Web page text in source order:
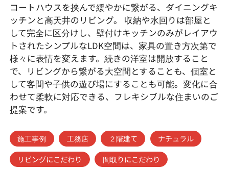
コートハウスを挟んで緩やかに繋がる、ダイニングキ
ッチンと高天井のリビング。 収納や水回りは部屋と
して完全に区分けし、壁付けキッチンのみがレイアウ
トされたシンプルなLDK空間は、家具の置き方次第で
様々に表情を変えます。続きの洋室は開放すること
で、リビングから繋がる大空間とすることも、個室と
して客間や子供の遊び場にすることも可能。変化に合
わせて柔軟に対応できる、フレキシブルな住まいのご
提案です。
施工事例 工務店 ２階建て
ナチュラル
リビングにこだわり
間取りにこだわり